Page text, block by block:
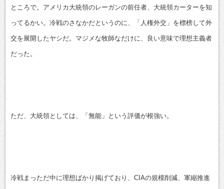
ところで。アメリカ大統領のレーガンの前任者、大統領カーターを知
ってるかい。冷戦のさなかだというのに、「人権外交」を標榜して外
交を展開したヤシだ。マジメな牧師なだけに、良い意味で理想主義者
だった。
ただ、大統領としては、「無能」という評価が根強い。
冷戦まっただ中に理想ばかり掲げており、CIAの規模削減、軍縮推進